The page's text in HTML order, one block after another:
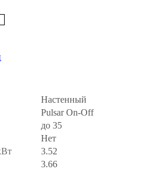
Настенный
Pulsar On-Off
до 35
Нет
3.52
3.66